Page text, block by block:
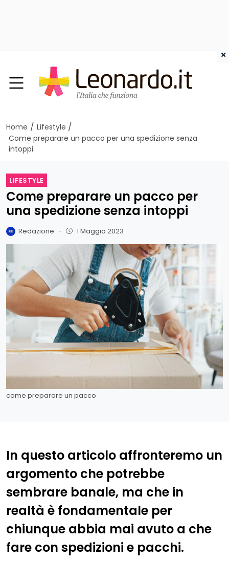
Home / Lifestyle /
Come preparare un pacco per una spedizione senza
intoppi
LIFESTYLE
Come preparare un pacco per
una spedizione senza intoppi
Redazione - 1 Maggio 2023
come preparare un pacco
In questo articolo affronteremo un
argomento che potrebbe
sembrare banale, ma che in
realtà è fondamentale per
chiunque abbia mai avuto a che
fare con spedizioni e pacchi.
×